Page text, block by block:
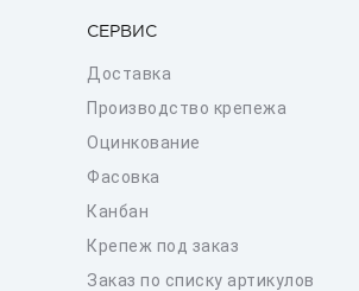
СЕРВИС
Доставка
Производство крепежа
Оцинкование
Фасовка
Канбан
Крепеж под заказ
Заказ по списку артикулов